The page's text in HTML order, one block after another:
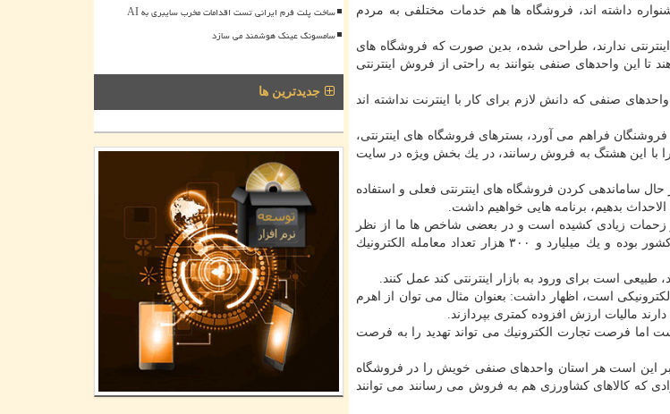
در این جشنواره داشته اند، فروشگاه ها هم خدمات مختلفی به مردم
ندارند، طراحی شده، بدین صورت كه فروشگاه های
این واحدهای صنفی بتوانند به راحتی از فروش اینترنتی
صنفی كه دانش لازم برای كار با اینترنت نداشته اند
فروشنگان فراهم می آورد، بسترهای فروشگاه های اینترنتی،
با این هشتگ به فروش رسانند، در یك بخش ویژه در سایت
ساماندهی كردن فروشگاه های اینترنتی فعلی و استفاده
بدهیم، برنامه هایی خواهیم داشت.
زحمات زیادی كشیده است و در بعضی شاخص ها ما از نظر
جهانی رتبه خوبی داریم، پارسال ۲۰۸ هزار میلیارد تومان میزان تجارت الكترونیك كشور بوده و یك میلیارد و ۳۰۰ هزار تعداد معامله الكترونیك
است برای ورود به بازار اینترنتی كند عمل كنند.
است، اظهار داشت: بعنوان مثال می توان از اهرم
مالیات ارزش افزوده كمتری بپردازند.
اما فرصت تجارت الكترونیك می تواند تهدید را به فرصت
بر این است هر استان واحدهای صنفی خویش را در فروشگاه
كه كالاهای كشاورزی هم به فروش می رسانند می توانند
ساخت پلت فرم ایرانی تست اقدامات مخرب سایبری به AI
سامسونگ عینک هوشمند می سازد
جدیدترین ها